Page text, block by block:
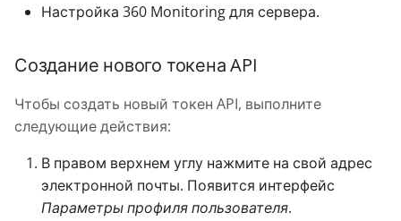
s
e
a
Knowledge Base
Nixstats users
Настройка 360 Monitoring для сервера.
Создание нового токена API
Чтобы создать новый токен API, выполните
следующие действия:
В правом верхнем углу нажмите на свой адрес
электронной почты. Появится интерфейс
Параметры профиля пользователя.